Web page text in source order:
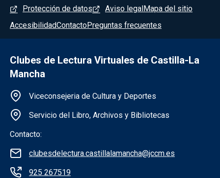
Menú del pie
Protección de datos Aviso legal Mapa del sitio
AccesibilidadContactoPreguntas frecuentes
Clubes de Lectura Virtuales de Castilla-La
Mancha
Información de la institución
Viceconsejeria de Cultura y Deportes
Servicio del Libro, Archivos y Bibliotecas
Contacto:
clubesdelectura.castillalamancha@jccm.es
925 267519